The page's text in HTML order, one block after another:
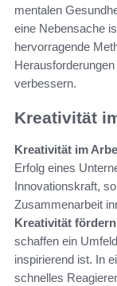
mentalen
eine Nebensache
hervorragende
verbessern.
Kreativität
Kreativität im
Erfolg eines
Innovationskraft,
Zusammenarbeit
Kreativität fördern
schaffen ein
inspirierend ist. In
schnelles